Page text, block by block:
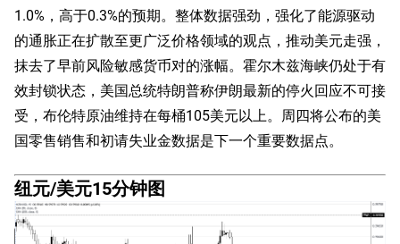
1.0%，高于0.3%的预期。整体数据强劲，强化了能源驱动
的通胀正在扩散至更广泛价格领域的观点，推动美元走强，
抹去了早前风险敏感货币对的涨幅。霍尔木兹海峡仍处于有
效封锁状态，美国总统特朗普称伊朗最新的停火回应不可接
受，布伦特原油维持在每桶105美元以上。周四将公布的美
国零售销售和初请失业金数据是下一个重要数据点。
纽元/美元15分钟图